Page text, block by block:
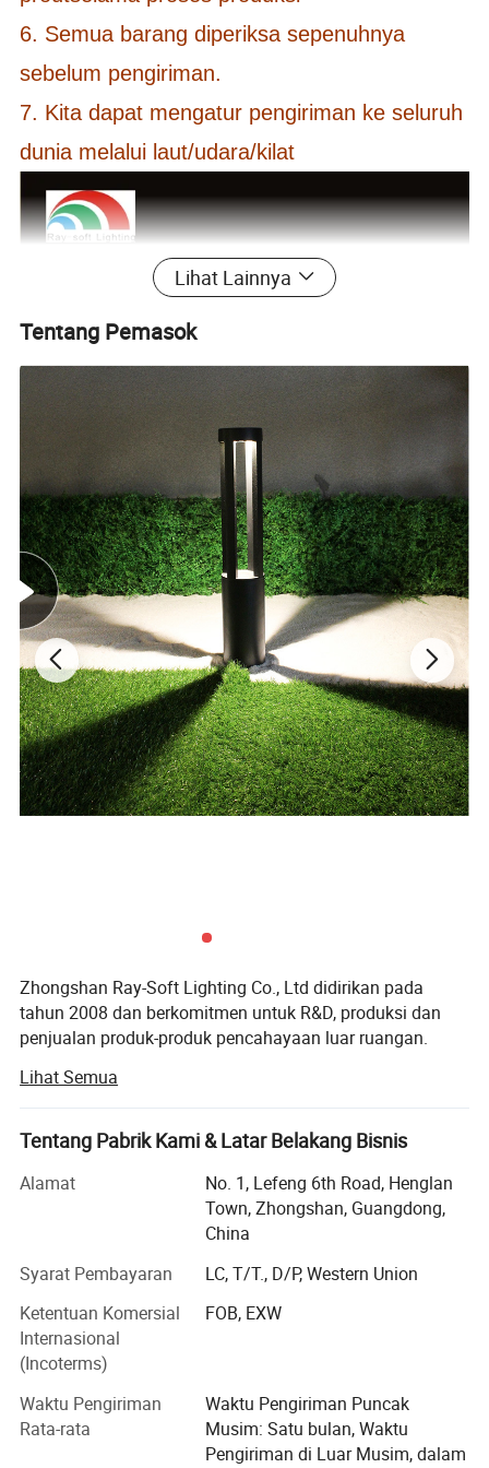
6. Semua barang diperiksa sepenuhnya
sebelum pengiriman.
7. Kita dapat mengatur pengiriman ke seluruh
dunia melalui laut/udara/kilat
NO. Model: Dimensi Watt Spesifikasi
IP Tetapan: IP65
APLIKASI: PARK/SCHOOL/PATHWAY/GARDEN/STREET
CATATAN: Tersedia tiga tipe bentuk yang berbeda
Foto detail
Lihat Lainnya
Tentang Pemasok
Zhongshan Ray-Soft Lighting Co., Ltd didirikan pada
tahun 2008 dan berkomitmen untuk R&D, produksi dan
penjualan produk-produk pencahayaan luar ruangan.
ruangan, yang mencakup lampu bawah air, lampu bawah
tanah, lampu sorot lanskap, lampu langkah, lampu taman,
Lampu dinding, lampu washer dinding, lampu pegangan,
standar tes kedap air IP68, dan memperoleh banyak paten
penampilan dan sertifikat paten utilitas.
menjadi prioritas utama kami, dan semua lampu kami
diproduksi dengan bahan mentah berkualitas tinggi dan
dengan standar kualitas tinggi, kami menggunakan
materils dan komponen berupa merek saluran pertama di
dalam dan luar negeri untuk memastikan performa lampu
fotoelektrik yang superior. Selama produksi masing-
masing lampu harus melewati uji penuaan dan pengujian
pencitraan termal inframerah untuk menjaga kinerja
Lihat Semua
Tentang Pabrik Kami & Latar Belakang Bisnis
Alamat
No. 1, Lefeng 6th Road, Henglan
Town, Zhongshan, Guangdong,
China
Syarat Pembayaran
LC, T/T., D/P, Western Union
Ketentuan Komersial
Internasional
(Incoterms)
FOB, EXW
Waktu Pengiriman
Rata-rata
Waktu Pengiriman Puncak
Musim: Satu bulan, Waktu
Pengiriman di Luar Musim, dalam